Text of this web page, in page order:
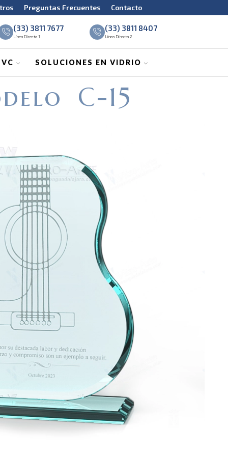
Preguntas Frecuentes Contacto
(33) 3811 7677
Línea Directa 1
(33) 3811 8407
Línea Directa 2
SOLUCIONES EN VIDRIO
C-15